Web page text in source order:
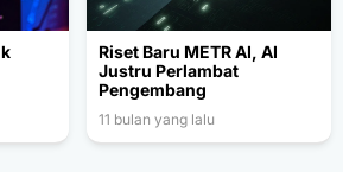
Riset Baru METR AI, AI
Justru Perlambat
Pengembang
11 bulan yang lalu